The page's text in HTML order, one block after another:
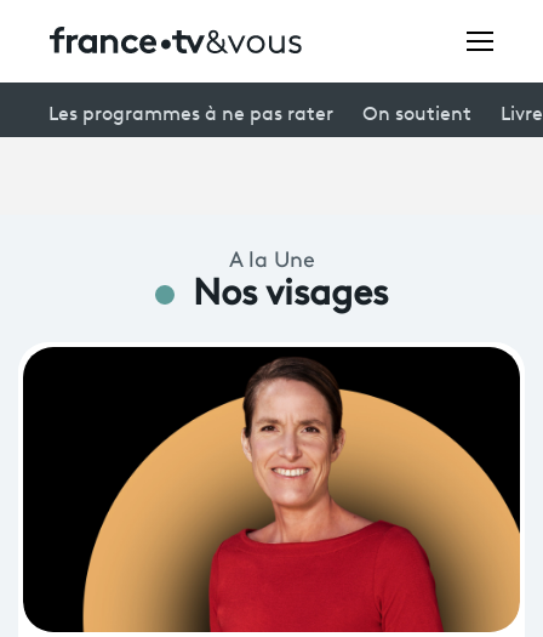
Participer et assister à une émission
Productions et innovation
Programme
Les programmes à ne pas rater On soutient
A la Une
Nos visages